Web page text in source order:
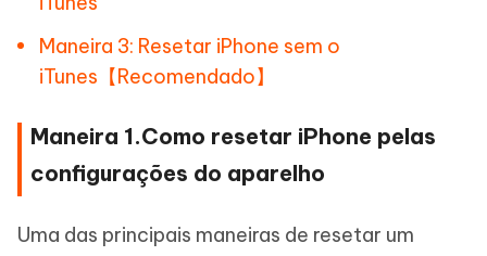
Maneira 3: Resetar iPhone sem o
iTunes【Recomendado】
Maneira 1.Como resetar iPhone pelas
configurações do aparelho
Uma das principais maneiras de resetar um